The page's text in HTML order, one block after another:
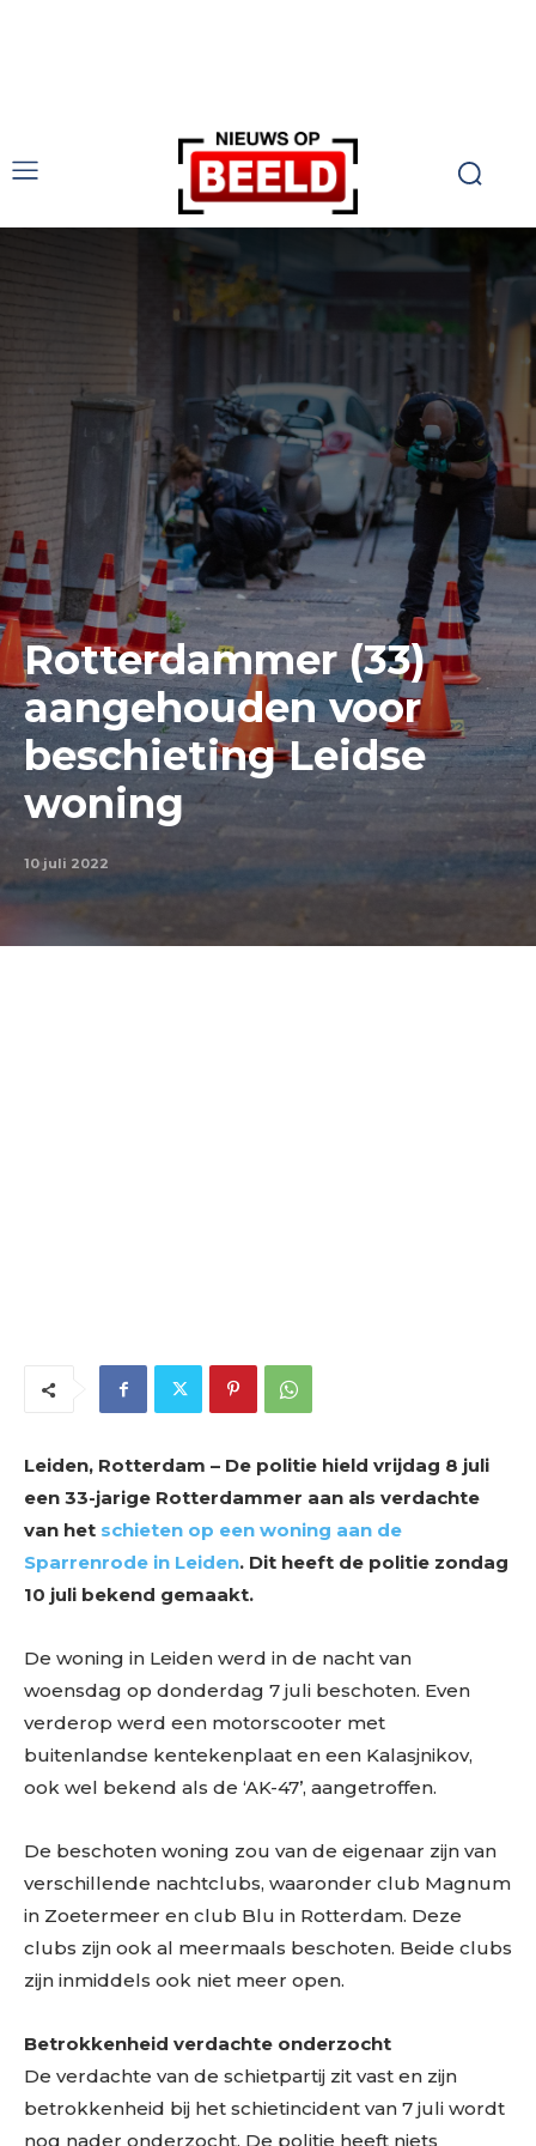
Rotterdammer (33)
aangehouden voor
beschieting Leidse
woning
10 juli 2022
Leiden, Rotterdam – De politie hield vrijdag 8 juli
een 33-jarige Rotterdammer aan als verdachte
van het schieten op een woning aan de
Sparrenrode in Leiden. Dit heeft de politie zondag
10 juli bekend gemaakt.
De woning in Leiden werd in de nacht van
woensdag op donderdag 7 juli beschoten. Even
verderop werd een motorscooter met
buitenlandse kentekenplaat en een Kalasjnikov,
ook wel bekend als de ‘AK-47’, aangetroffen.
De beschoten woning zou van de eigenaar zijn van
verschillende nachtclubs, waaronder club Magnum
in Zoetermeer en club Blu in Rotterdam. Deze
clubs zijn ook al meermaals beschoten. Beide clubs
zijn inmiddels ook niet meer open.
Betrokkenheid verdachte onderzocht
De verdachte van de schietpartij zit vast en zijn
betrokkenheid bij het schietincident van 7 juli wordt
nog nader onderzocht. De politie heeft niets